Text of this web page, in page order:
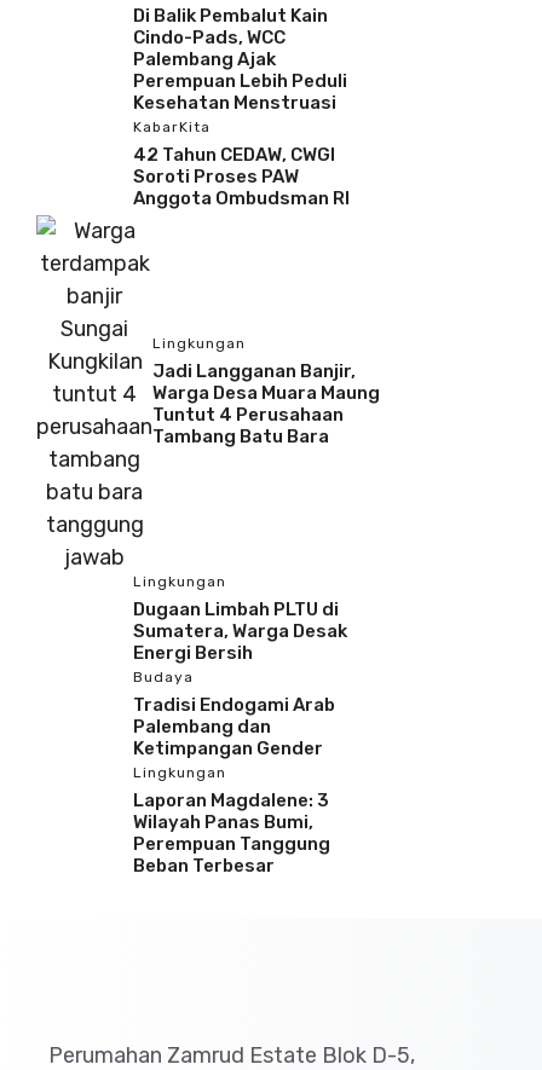
Di Balik Pembalut Kain
Cindo-Pads, WCC
Palembang Ajak
Perempuan Lebih Peduli
Kesehatan Menstruasi
KabarKita
42 Tahun CEDAW, CWGI
Soroti Proses PAW
Anggota Ombudsman RI
Lingkungan
Jadi Langganan Banjir,
Warga Desa Muara Maung
Tuntut 4 Perusahaan
Tambang Batu Bara
Lingkungan
Dugaan Limbah PLTU di
Sumatera, Warga Desak
Energi Bersih
Budaya
Tradisi Endogami Arab
Palembang dan
Ketimpangan Gender
Lingkungan
Laporan Magdalene: 3
Wilayah Panas Bumi,
Perempuan Tanggung
Beban Terbesar
Perumahan Zamrud Estate Blok D-5,